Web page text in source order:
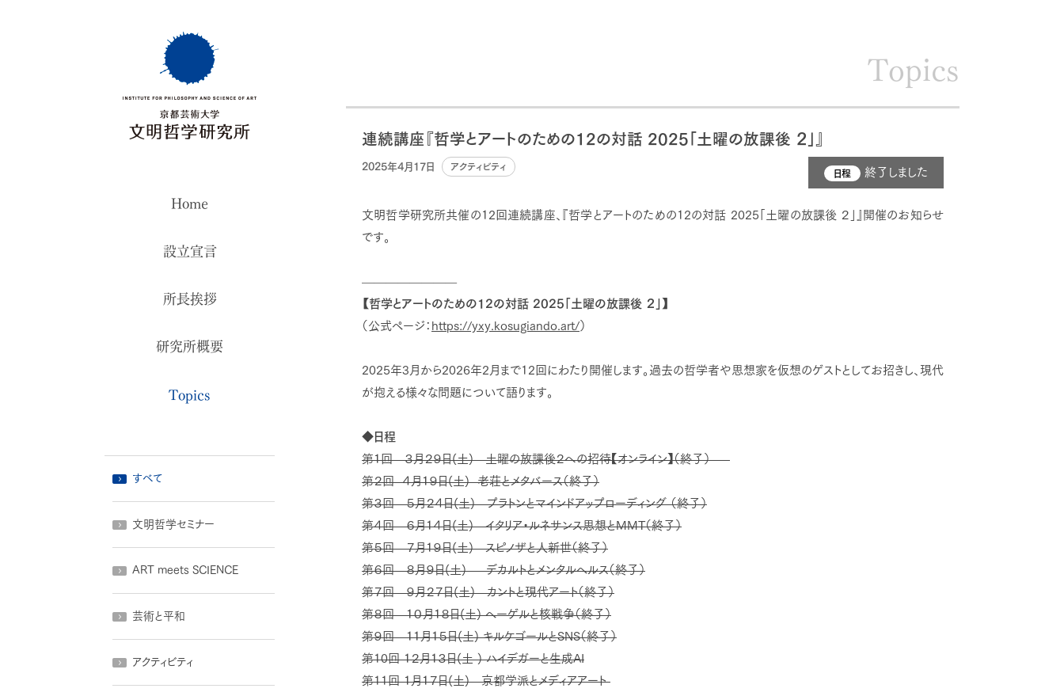
Topics
連続講座『哲学とアートのための12の対話 2025「土曜の放課後 ２」』
2025年4月17日 アクティビティ
日程 終了しました
文明哲学研究所共催の12回連続講座、『哲学とアートのための12の対話 2025「土曜の放課後 ２」』開催のお知らせ
です。
————————
【哲学とアートのための12の対話 2025「土曜の放課後 ２」】
（公式ページ： https://yxy.kosugiando.art/ ）
2025年3月から2026年2月まで12回にわたり開催します。過去の哲学者や思想家を仮想のゲストとしてお招きし、現代
が抱える様々な問題について語ります。
◆日程
第１回 ３月２９日(土) 土曜の放課後２への招待【オンライン】（終了）
第２回 ４月１９日(土) 老荘とメタバース（終了）
第３回 ５月２４日(土) プラトンとマインドアップローディング （終了）
第４回 ６月１４日(土) イタリア・ルネサンス思想とMMT（終了）
第５回 ７月１９日(土) スピノザと人新世（終了）
第６回 ８月９日(土) デカルトとメンタルヘルス（終了）
第７回 ９月２７日(土) カントと現代アート（終了）
第８回 １０月１８日(土) ヘーゲルと核戦争（終了）
第９回 １１月１５日(土) キルケゴールとSNS（終了）
第10回 １２月１３日(土 ) ハイデガーと生成AI
第11回 １月１７日(土) 京都学派とメディアアート
Home
設立宣言
所長挨拶
研究所概要
Topics
すべて
文明哲学セミナー
ART meets SCIENCE
芸術と平和
アクティビティ